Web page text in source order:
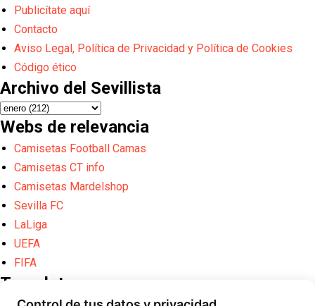
Publicítate aquí
Contacto
Aviso Legal, Política de Privacidad y Política de Cookies
Código ético
Archivo del Sevillista
Webs de relevancia
Camisetas Football Camas
Camisetas CT info
Camisetas Mardelshop
Sevilla FC
LaLiga
UEFA
FIFA
Translate